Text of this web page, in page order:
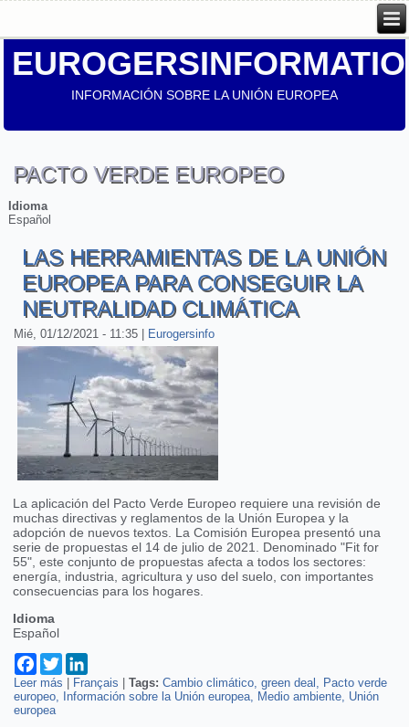
INFORMACIÓN SOBRE LA UNIÓN EUROPEA
PACTO VERDE EUROPEO
Idioma
Español
LAS HERRAMIENTAS DE LA UNIÓN
EUROPEA PARA CONSEGUIR LA
NEUTRALIDAD CLIMÁTICA
Mié, 01/12/2021 - 11:35 Eurogersinfo
La aplicación del Pacto Verde Europeo requiere una revisión de
muchas directivas y reglamentos de la Unión Europea y la
adopción de nuevos textos. La Comisión Europea presentó una
serie de propuestas el 14 de julio de 2021. Denominado "Fit for
55", este conjunto de propuestas afecta a todos los sectores:
energía, industria, agricultura y uso del suelo, con importantes
consecuencias para los hogares.
Idioma
Español
Facebook
Twitter
Leer más sobre Las herramientas de la Unión Europea para conseguir la
neutralidad climática
Français |Tags:Cambio climático green deal
Pacto verde
europeo
Información sobre la Unión europea Medio ambiente Unión
europea